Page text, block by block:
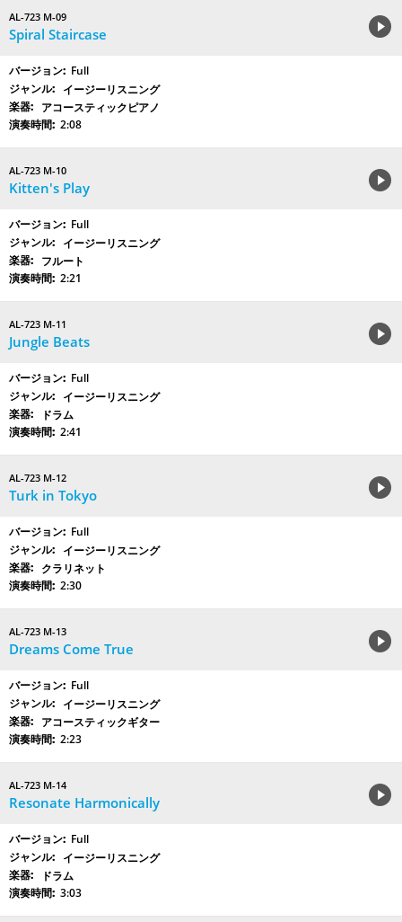
AL-723 M-09
Spiral Staircase
Full
イージーリスニング
アコースティックピアノ
2:08
AL-723 M-10
Kitten's Play
Full
イージーリスニング
フルート
2:21
AL-723 M-11
Jungle Beats
Full
イージーリスニング
ドラム
2:41
AL-723 M-12
Turk in Tokyo
Full
イージーリスニング
クラリネット
2:30
AL-723 M-13
Dreams Come True
Full
イージーリスニング
アコースティックギター
2:23
AL-723 M-14
Resonate Harmonically
Full
イージーリスニング
ドラム
3:03